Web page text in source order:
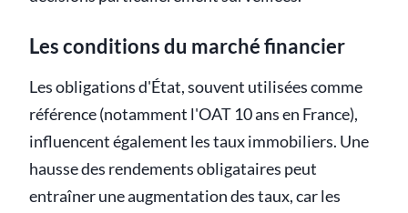
Les conditions du marché financier
Les obligations d'État, souvent utilisées comme
référence (notamment l'OAT 10 ans en France),
influencent également les taux immobiliers. Une
hausse des rendements obligataires peut
entraîner une augmentation des taux, car les